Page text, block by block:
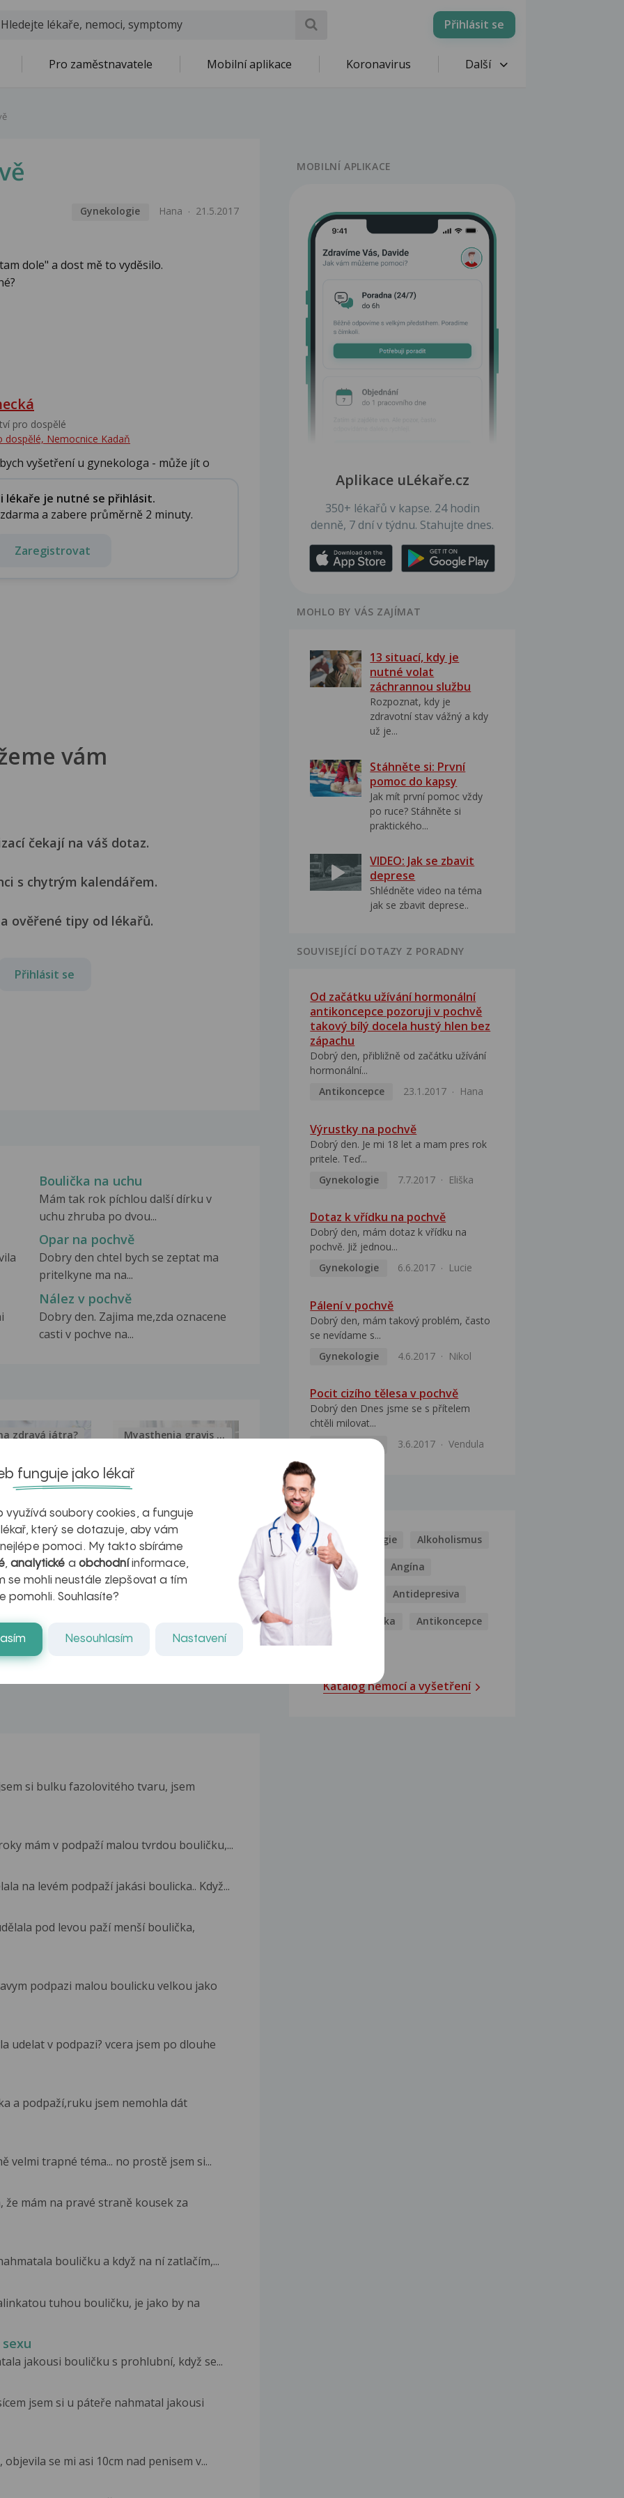
Přihlásit se
Pro zaměstnavatele Mobilní aplikace Koronavirus Další
Gynekologie Hana 21.5.2017
dole" a dost mě to vyděsilo.
pro dospělé
dospělé, Nemocnice Kadaň
vyšetření u gynekologa - může jít o
lékaře je nutné se přihlásit.
a zabere průměrně 2 minuty.
Zaregistrovat
vám
čekají na váš dotaz.
s chytrým kalendářem.
ověřené tipy od lékařů.
Přihlásit se
Boulička na uchu
Mám tak rok píchlou další dírku v
uchu zhruba po dvou...
Opar na pochvě
Dobry den chtel bych se zeptat ma
pritelkyne ma na...
Nález v pochvě
Dobry den. Zajima me,zda oznacene
casti v pochve na...
v datech a
zdravá játra?
Inovativní
léčba
myastenie –
kteří ji...
Myasthenia gravis – vše, co...
si bulku fazolovitého tvaru, jsem
mám v podpaží malou tvrdou bouličku,...
na levém podpaží jakási boulicka.. Když...
pod levou paží menší boulička,
podpazi malou boulicku velkou jako
udelat v podpazi? vcera jsem po dlouhe
a podpaží,ruku jsem nemohla dát
velmi trapné téma... no prostě jsem si...
že mám na pravé straně kousek za
bouličku a když na ní zatlačím,...
tuhou bouličku, je jako by na
jakousi bouličku s prohlubní, když se...
jsem si u páteře nahmatal jakousi
se mi asi 10cm nad penisem v...
MOBILNÍ APLIKACE
Aplikace uLékaře.cz
350+ lékařů v kapse. 24 hodin
denně, 7 dní v týdnu. Stahujte dnes.
MOHLO BY VÁS ZAJÍMAT
13 situací, kdy je
nutné volat
záchrannou službu
Rozpoznat, kdy je
zdravotní stav vážný a kdy
už je...
Stáhněte si: První
pomoc do kapsy
Jak mít první pomoc vždy
po ruce? Stáhněte si
praktického...
VIDEO: Jak se zbavit
deprese
Shlédněte video na téma
jak se zbavit deprese..
SOUVISEJÍCÍ DOTAZY Z PORADNY
Od začátku užívání hormonální
antikoncepce pozoruji v pochvě
takový bílý docela hustý hlen bez
zápachu
Dobrý den, přibližně od začátku užívání
hormonální...
Antikoncepce
23.1.2017 Hana
Výrustky na pochvě
Dobrý den. Je mi 18 let a mam pres rok
pritele. Teď...
Gynekologie
7.7.2017 Eliška
Dotaz k vřídku na pochvě
Dobrý den, mám dotaz k vřídku na
pochvě. Již jednou...
Gynekologie
6.6.2017 Lucie
Pálení v pochvě
Dobrý den, mám takový problém, často
se nevídame s...
Gynekologie
4.6.2017 Nikol
Pocit cizího tělesa v pochvě
Dobrý den Dnes jsme se s přítelem
chtěli milovat...
Gynekologie
3.6.2017 Vendula
NEMOCI
Kašel Alergie Alkoholismus
Analgetika Angína
Antibiotika Antidepresiva
Antihistaminika Antikoncepce
Antivirotika
Katalog nemocí a vyšetření
funguje jako lékař
využívá soubory cookies, a funguje
který se dotazuje, aby vám
pomoci. My takto sbíráme
,analytické a obchodníinformace,
se mohli neustále zlepšovat a tím
pomohli. Souhlasíte?
Nesouhlasím Nastavení